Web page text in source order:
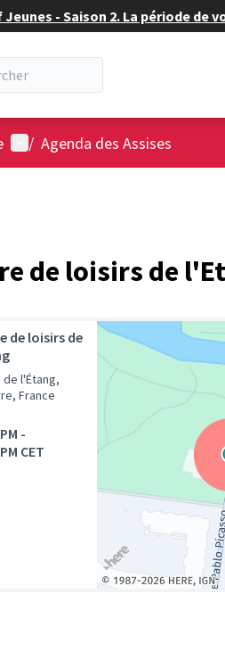
- Saison 2. La période de
Menu utilisateur
/ Agenda des Assises
de loisirs de
de loisirs de
de l'Étang,
France
-
CET